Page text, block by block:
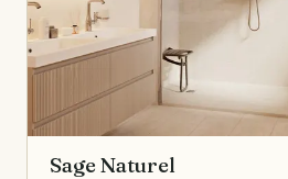
Sage Naturel